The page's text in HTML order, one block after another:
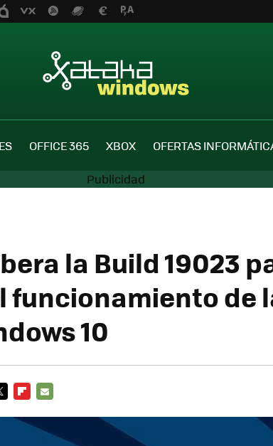
OFFICE 365 XBOX OFERTAS
la Build 19023
funcionamiento de
10
MAIL